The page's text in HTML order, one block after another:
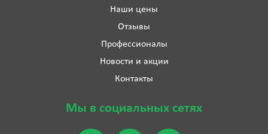
Наши цены
Отзывы
Профессионалы
Новости и акции
Контакты
Мы в социальных сетях